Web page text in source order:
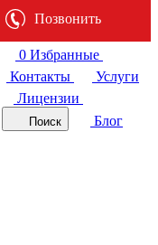
Позвонить
0 Избранные
Контакты
Услуги
Лицензии
Поиск
Блог